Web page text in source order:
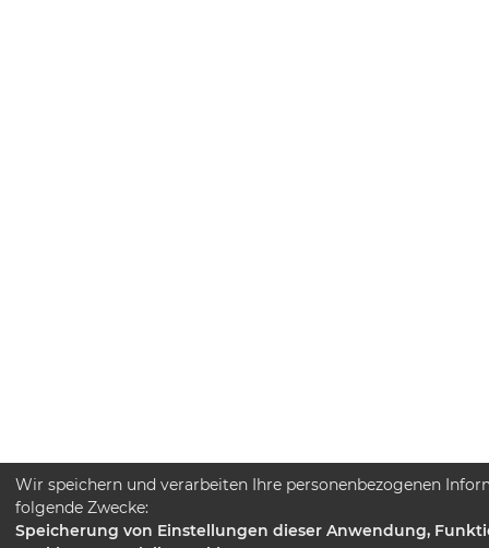
Wir speichern und verarbeiten Ihre personenbezogenen
folgende Zwecke:
Speicherung von Einstellungen dieser Anwendung,